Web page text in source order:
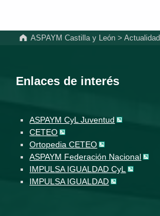
ASPAYM Castilla y León >Actualidad
Enlaces de interés
ASPAYM CyL Juventud
CETEO
Ortopedia CETEO
ASPAYM Federación Nacional
IMPULSA IGUALDAD CyL
IMPULSA IGUALDAD